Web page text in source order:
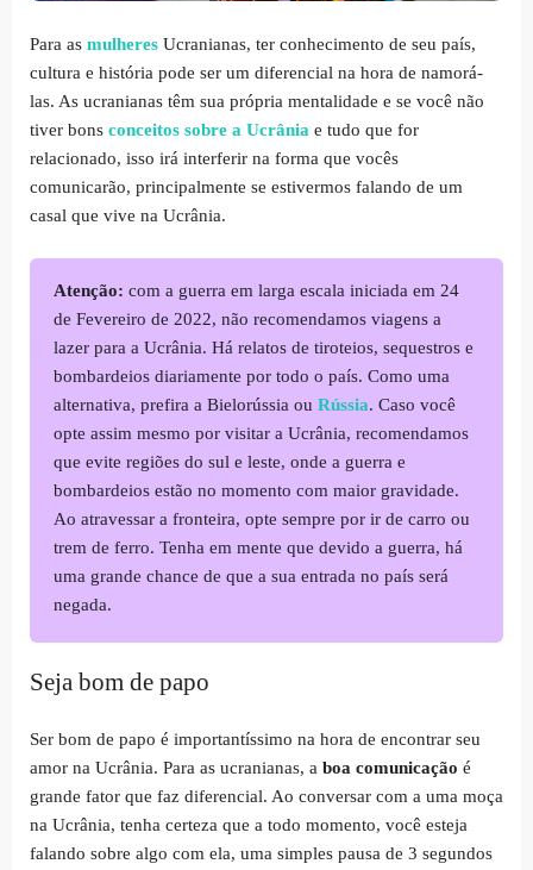
Para as mulheres Ucranianas, ter conhecimento de seu país,
cultura e história pode ser um diferencial na hora de namorá-
las. As ucranianas têm sua própria mentalidade e se você não
tiver bons conceitos sobre a Ucrânia e tudo que for
relacionado, isso irá interferir na forma que vocês
comunicarão, principalmente se estivermos falando de um
casal que vive na Ucrânia.
Atenção: com a guerra em larga escala iniciada em 24
de Fevereiro de 2022, não recomendamos viagens a
lazer para a Ucrânia. Há relatos de tiroteios, sequestros e
bombardeios diariamente por todo o país. Como uma
alternativa, prefira a Bielorússia ou Rússia. Caso você
opte assim mesmo por visitar a Ucrânia, recomendamos
que evite regiões do sul e leste, onde a guerra e
bombardeios estão no momento com maior gravidade.
Ao atravessar a fronteira, opte sempre por ir de carro ou
trem de ferro. Tenha em mente que devido a guerra, há
uma grande chance de que a sua entrada no país será
negada.
Seja bom de papo
Ser bom de papo é importantíssimo na hora de encontrar seu
amor na Ucrânia. Para as ucranianas, a boa comunicação é
grande fator que faz diferencial. Ao conversar com a uma moça
na Ucrânia, tenha certeza que a todo momento, você esteja
falando sobre algo com ela, uma simples pausa de 3 segundos